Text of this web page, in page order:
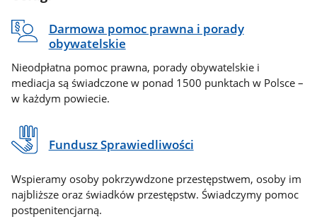
Darmowa pomoc prawna i porady
obywatelskie
Nieodpłatna pomoc prawna, porady obywatelskie i
mediacja są świadczone w ponad 1500 punktach w Polsce –
w każdym powiecie.
Fundusz Sprawiedliwości
Wspieramy osoby pokrzywdzone przestępstwem, osoby im
najbliższe oraz świadków przestępstw. Świadczymy pomoc
postpenitencjarną.